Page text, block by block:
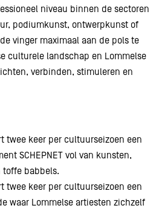
niveau binnen de sectoren
podiumkunst, ontwerpkunst of
vinger maximaal aan de pols te
culturele landschap en Lommelse
verbinden, stimuleren en
twee keer per cultuurseizoen een
SCHEPNET vol van kunsten,
toffe babbels.
twee keer per cultuurseizoen een
waar Lommelse artiesten zichzelf